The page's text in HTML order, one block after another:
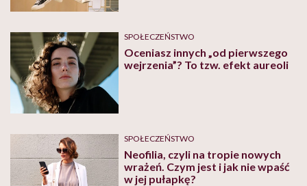
SPOŁECZEŃSTWO
Oceniasz innych „od pierwszego
wejrzenia”? To tzw. efekt aureoli
SPOŁECZEŃSTWO
Neofilia, czyli na tropie nowych
wrażeń. Czym jest i jak nie wpaść
w jej pułapkę?